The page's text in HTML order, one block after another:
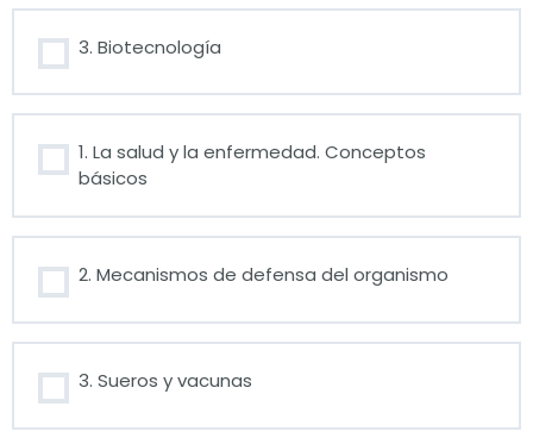
3. Biotecnología
1. La salud y la enfermedad. Conceptos
básicos
2. Mecanismos de defensa del organismo
3. Sueros y vacunas